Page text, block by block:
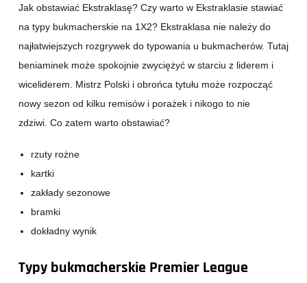
Jak obstawiać Ekstraklasę? Czy warto w Ekstraklasie stawiać
na typy bukmacherskie na 1X2? Ekstraklasa nie należy do
najłatwiejszych rozgrywek do typowania u bukmacherów. Tutaj
beniaminek może spokojnie zwyciężyć w starciu z liderem i
wiceliderem. Mistrz Polski i obrońca tytułu może rozpocząć
nowy sezon od kilku remisów i porażek i nikogo to nie
zdziwi. Co zatem warto obstawiać?
rzuty rożne
kartki
zakłady sezonowe
bramki
dokładny wynik
Typy bukmacherskie Premier League